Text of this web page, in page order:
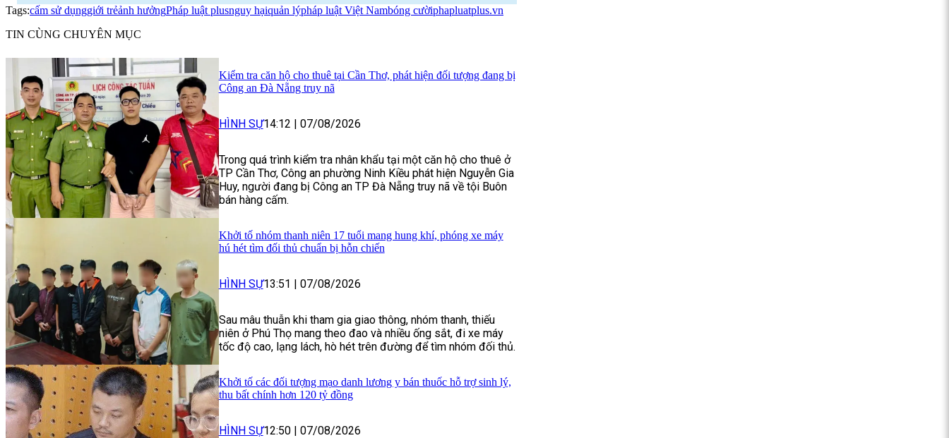
Tags:cấm sử dụnggiới trẻảnh hưởngPháp luật plusnguy hạiquản lýpháp luật Việt Nambóng cườiphapluatplus.vn
TIN CÙNG CHUYÊN MỤC
Kiểm tra căn hộ cho thuê tại Cần Thơ, phát hiện đối tượng đang bị
Công an Đà Nẵng truy nã
HÌNH SỰ14:12 | 07/08/2026
Trong quá trình kiểm tra nhân khẩu tại một căn hộ cho thuê ở
TP Cần Thơ, Công an phường Ninh Kiều phát hiện Nguyễn Gia
Huy, người đang bị Công an TP Đà Nẵng truy nã về tội Buôn
bán hàng cấm.
Khởi tố nhóm thanh niên 17 tuổi mang hung khí, phóng xe máy
hú hét tìm đối thủ chuẩn bị hỗn chiến
HÌNH SỰ13:51 | 07/08/2026
Sau mâu thuẫn khi tham gia giao thông, nhóm thanh, thiếu
niên ở Phú Thọ mang theo đao và nhiều ống sắt, đi xe máy
tốc độ cao, lạng lách, hò hét trên đường để tìm nhóm đối thủ.
Khởi tố các đối tượng mạo danh lương y bán thuốc hỗ trợ sinh lý,
thu bất chính hơn 120 tỷ đồng
HÌNH SỰ12:50 | 07/08/2026